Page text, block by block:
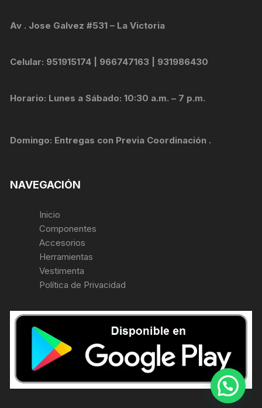
Av . Jose Galvez #531 – La Victoria
Celular: 951915174 | 966747163 | 931986430
Horario: Lunes a Sábado: 10:30 a.m. – 7 p.m.
Domingo: Entregas con Previa Coordinación .
NAVEGACIÓN
Inicio
Componentes
Accesorios
Herramientas
Vestimenta
Política de Privacidad